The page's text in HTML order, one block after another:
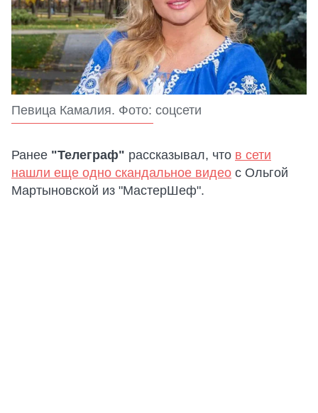
Певица Камалия. Фото: соцсети
Ранее "Телеграф" рассказывал, что в сети
нашли еще одно скандальное видео с Ольгой
Мартыновской из "МастерШеф".